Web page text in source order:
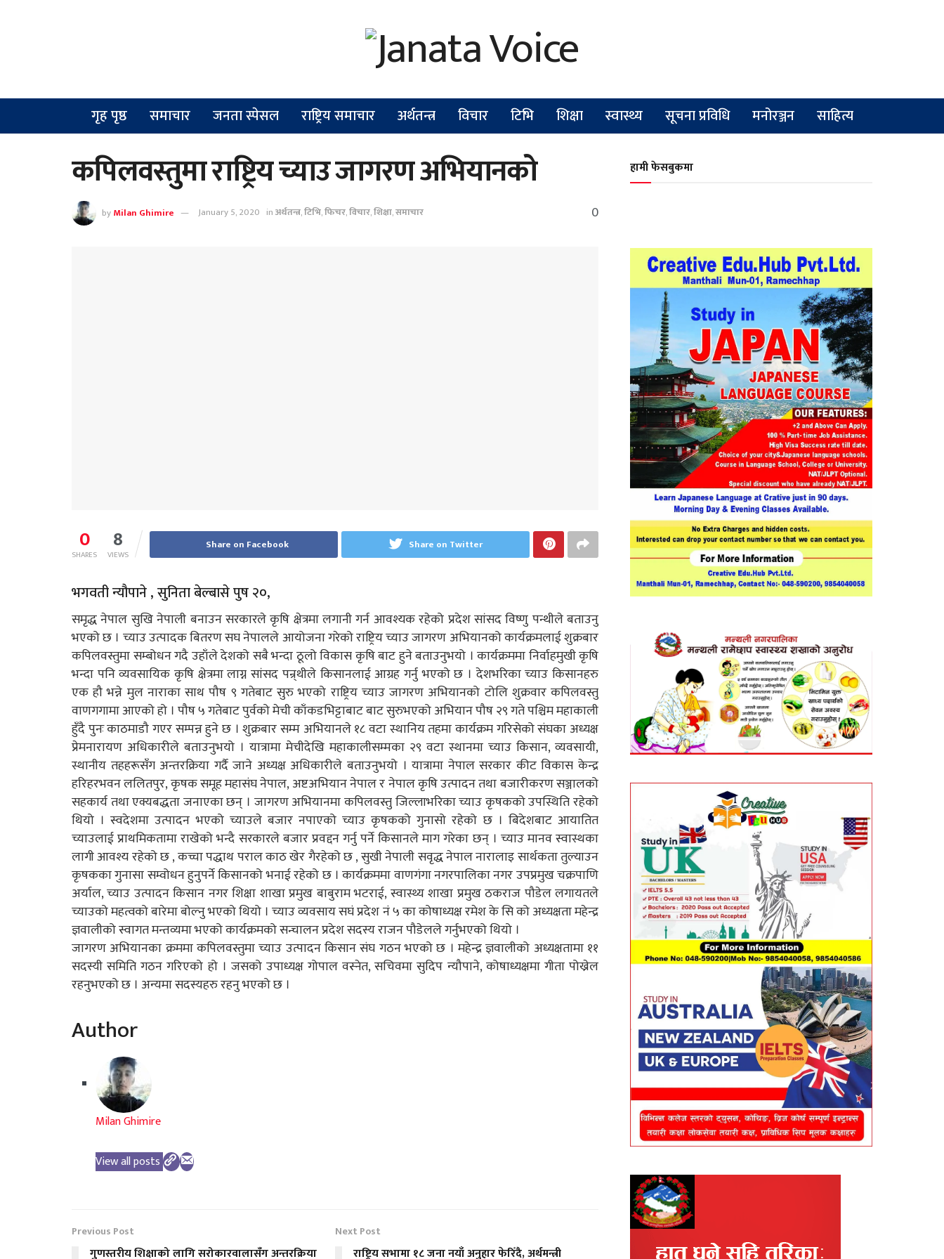
गृह पृष्ठ समाचार जनता स्पेसल राष्ट्रिय समाचार अर्थतन्त्र विचार टिभि शिक्षा स्वास्थ्य सूचना प्रविधि मनोरञ्जन साहित्य
कपिलवस्तुमा राष्ट्रिय च्याउ जागरण अभियानको
byMilan Ghimire January 5, 2020 inअर्थतन्त्र,टिभि,फिचर,विचार,शिक्षा,समाचार 0
0
SHARES 8
VIEWS
Share on Facebook Share on Twitter
भगवती न्यौपाने , सुनिता बेल्बासे पुष २०,
समृद्ध नेपाल सुखि नेपाली बनाउन सरकारले कृषि क्षेत्रमा लगानी गर्न आवश्यक रहेको प्रदेश सांसद विष्णु पन्थीले बताउनु
भएको छ । च्याउ उत्पादक बितरण सघ नेपालले आयोजना गरेको राष्ट्रिय च्याउ जागरण अभियानको कार्यक्रमलाई शुक्रबार
कपिलवस्तुमा सम्बोधन गदै उहाँले देशको सबै भन्दा ठूलो विकास कृषि बाट हुने बताउनुभयो । कार्यक्रममा निर्वाहमुखी कृषि
भन्दा पनि व्यवसायिक कृषि क्षेत्रमा लाग्न सांसद पन्र्थीले किसानलाई आग्रह गर्नु भएको छ । देशभरिका च्याउ किसानहरु
एक हौ भन्ने मुल नाराका साथ पौष ९ गतेबाट सुरु भएको राष्ट्रिय च्याउ जागरण अभियानको टोलि शुक्रवार कपिलवस्तु
वाणगगामा आएको हो । पौष ५ गतेबाट पुर्वको मेची काँकडभिट्टाबाट बाट सुरुभएको अभियान पौष २९ गते पश्चिम महाकाली
हुँदै पुनः काठमाडौ गएर सम्पन्न हुने छ । शुक्रबार सम्म अभियानले १८ वटा स्थानिय तहमा कार्यक्रम गरिसेको संघका अध्यक्ष
प्रेमनारायण अधिकारीले बताउनुभयो । यात्रामा मेचीदेखि महाकालीसम्मका २९ वटा स्थानमा च्याउ किसान, व्यवसायी,
स्थानीय तहहरूसँग अन्तरक्रिया गर्दै जाने अध्यक्ष अधिकारीले बताउनुभयो । यात्रामा नेपाल सरकार कीट विकास केन्द्र
हरिहरभवन ललितपुर, कृषक समूह महासंघ नेपाल, अष्टअभियान नेपाल र नेपाल कृषि उत्पादन तथा बजारीकरण सञ्जालको
सहकार्य तथा एक्यबद्धता जनाएका छन् । जागरण अभियानमा कपिलवस्तु जिल्लाभरिका च्याउ कृषकको उपस्थिति रहेको
थियो । स्वदेशमा उत्पादन भएको च्याउले बजार नपाएको च्याउ कृषकको गुनासो रहेको छ । बिदेशबाट आयातित
च्याउलाई प्राथमिकतामा राखेको भन्दै सरकारले बजार प्रवद्दन गर्नु पर्ने किसानले माग गरेका छन् । च्याउ मानव स्वास्थका
लागी आवश्य रहेको छ , कच्चा पद्धाथ पराल काठ खेर गैरहेको छ , सुखी नेपाली सवृद्ध नेपाल नारालाइ सार्थकता तुल्याउन
कृषकका गुनासा सम्वोधन हुनुपर्ने किसानको भनाई रहेको छ । कार्यक्रममा वाणगंगा नगरपालिका नगर उपप्रमुख चक्रपाणि
अर्याल, च्याउ उत्पादन किसान नगर शिक्षा शाखा प्रमुख बाबुराम भटराई, स्वास्थ्य शाखा प्रमुख ठकराज पौडेल लगायतले
च्याउको महत्वको बारेमा बोल्नु भएको थियो । च्याउ व्यवसाय सघं प्रदेश नं ५ का कोषाध्यक्ष रमेश के सि को अध्यक्षता महेन्द्र
ज्ञवालीको स्वागत मन्तव्यमा भएको कार्यक्रमको सन्चालन प्रदेश सदस्य राजन पौडेलले गर्नुभएको थियो ।
जागरण अभियानका क्रममा कपिलवस्तुमा च्याउ उत्पादन किसान संघ गठन भएको छ । महेन्द्र ज्ञवालीको अध्यक्षतामा ११
सदस्यी समिति गठन गरिएको हो । जसको उपाध्यक्ष गोपाल वस्नेत, सचिवमा सुदिप न्यौपाने, कोषाध्यक्षमा गीता पोख्रेल
रहनुभएको छ । अन्यमा सदस्यहरु रहनु भएको छ ।
Author
Milan Ghimire
View all posts
Previous Post
गुणस्तरीय शिक्षाको लागि सरोकारवालासँग अन्तरक्रिया
Next Post
राष्ट्रिय सभामा १८ जना नयाँ अनुहार फेरिँदै, अर्थमन्त्री
हामी फेसबुकमा